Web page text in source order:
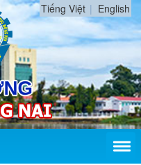
Tiếng Việt English